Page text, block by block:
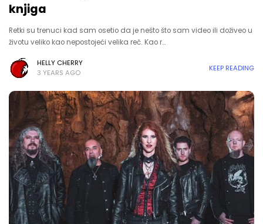
knjiga
Retki su trenuci kad sam osetio da je nešto što sam video ili doživeo u
životu veliko kao nepostojeći velika reč. Kao r…
HELLY CHERRY
3 YEARS AGO
KEEP READING